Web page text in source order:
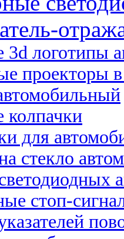
3d логотипы
проекторы
колпачки
для
стекло
стоп-